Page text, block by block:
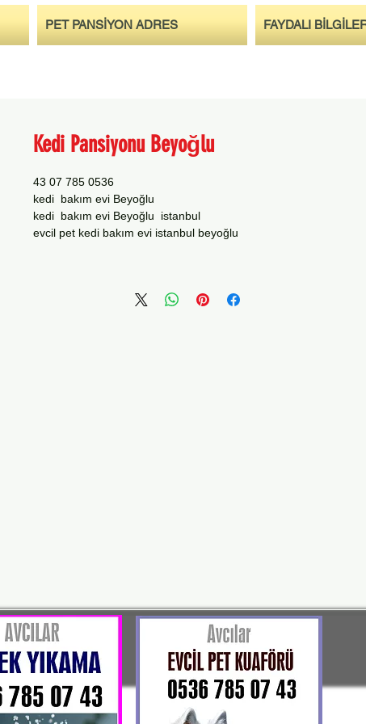
PET PANSİYON ADRES FAYDALI
Kedi Pansiyonu Beyoğlu
0536 785 07 43
kedi bakım evi Beyoğlu
kedi bakım evi Beyoğlu istanbul
evcil pet kedi bakım evi istanbul beyoğlu